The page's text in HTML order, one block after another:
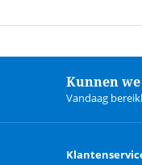
Kunnen
Vandaag